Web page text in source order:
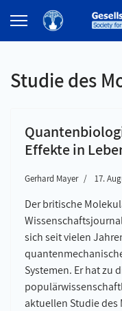
Studie des
Effekte in
Gerhard Mayer 17.
Der britische
sich seit vielen
Systemen. Er hat zu
aktuellen Studie des